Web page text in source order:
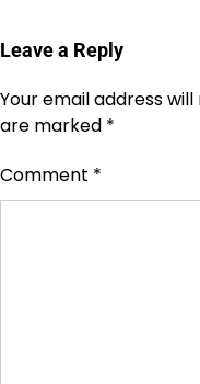
Leave a Reply
Your email address
are marked *
Comment *